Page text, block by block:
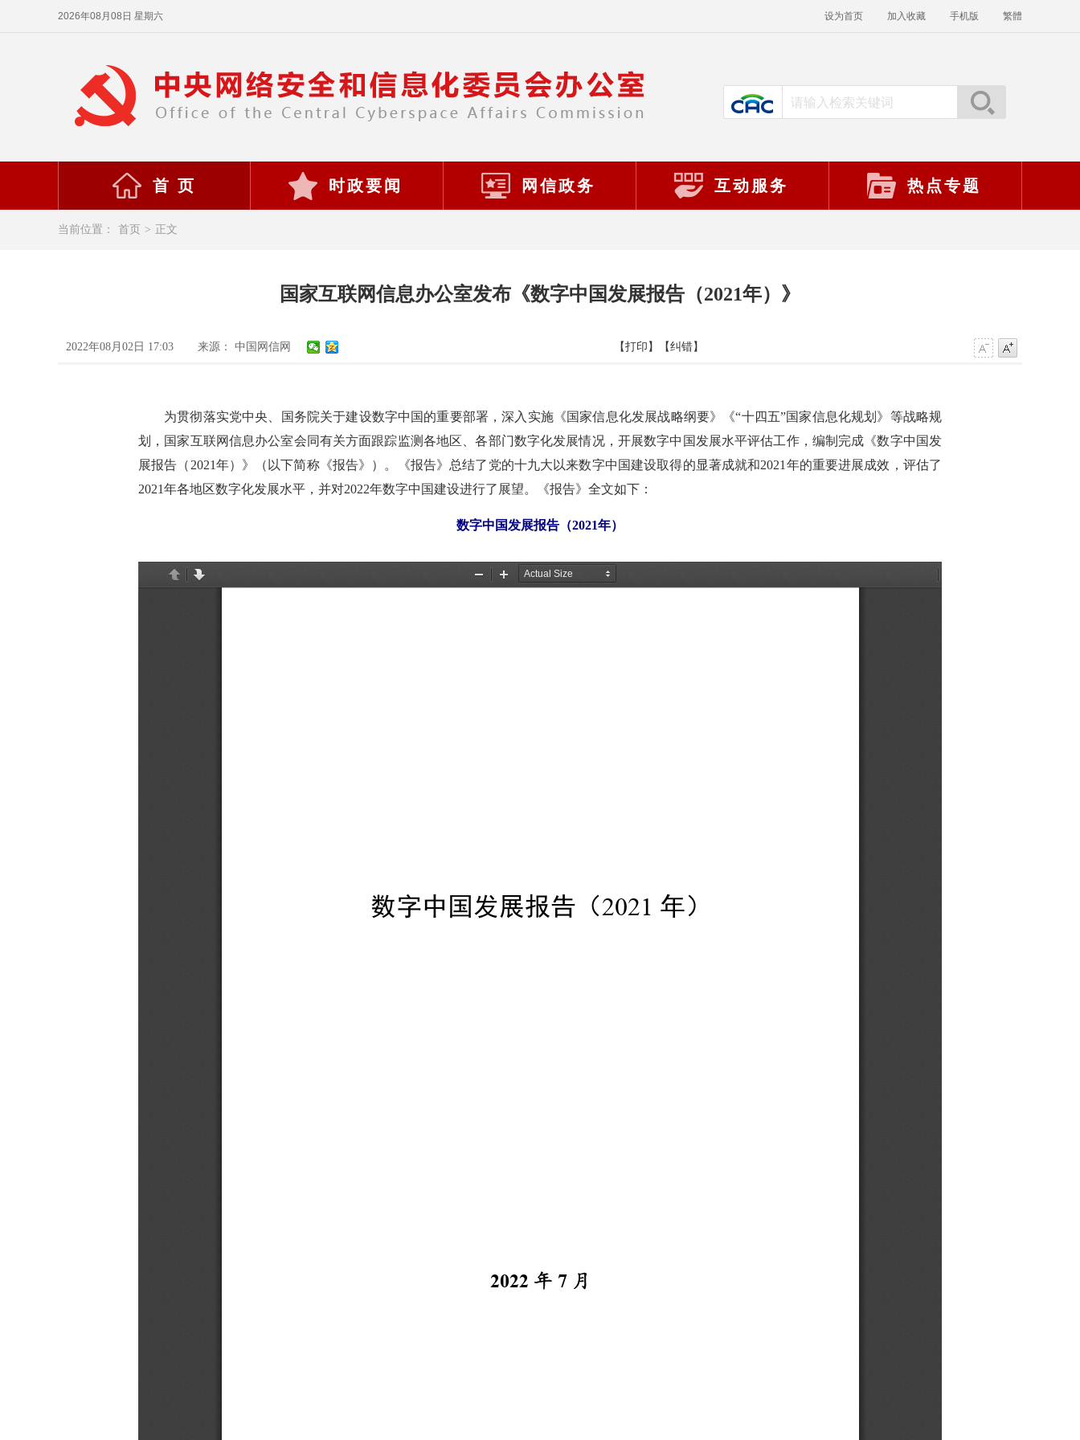
2026年08月08日 星期六 设为首页 加入收藏 手机版 繁體
首 页 时政要闻 网信政务 互动服务 热点专题
当前位置： 首页 > 正文
国家互联网信息办公室发布《数字中国发展报告（2021年）》
2022年08月02日 17:03 来源： 中国网信网 【打印】 【纠错】
为贯彻落实党中央、国务院关于建设数字中国的重要部署，深入实施《国家信息化发展战略纲要》《“十四五”国家信息化规划》等战略规
划，国家互联网信息办公室会同有关方面跟踪监测各地区、各部门数字化发展情况，开展数字中国发展水平评估工作，编制完成《数字中国发
展报告（2021年）》（以下简称《报告》）。《报告》总结了党的十九大以来数字中国建设取得的显著成就和2021年的重要进展成效，评估了
2021年各地区数字化发展水平，并对2022年数字中国建设进行了展望。《报告》全文如下：
数字中国发展报告（2021年）